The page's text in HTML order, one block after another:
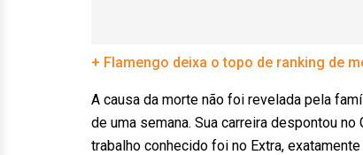
+ Flamengo deixa o topo de ranking de
A causa da morte não foi revelada pela
de uma semana. Sua carreira despontou
trabalho conhecido foi no Extra,